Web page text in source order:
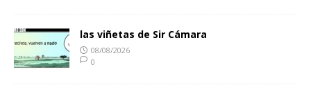
las viñetas de Sir Cámara
08/08/2026
0